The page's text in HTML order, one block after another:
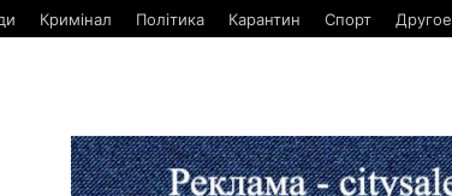
Кримінал Політика Карантин Спорт Другое